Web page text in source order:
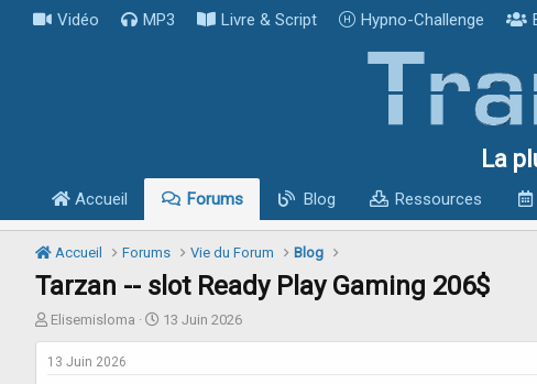
Vidéo MP3 Livre & Script Hypno-Challenge
La
Accueil Forums Blog Ressources
Accueil Forums Vie du Forum Blog
Tarzan -- slot Ready Play Gaming 206$
I
n
i
Elisemisloma
D
a
13 Juin 2026
13 Juin 2026